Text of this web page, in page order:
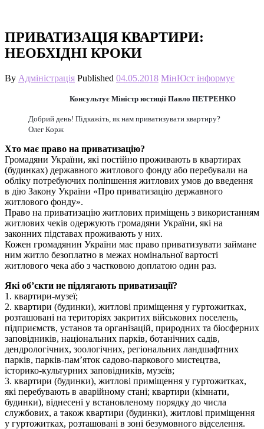
ПРИВАТИЗАЦІЯ КВАРТИРИ:
НЕОБХІДНІ КРОКИ
By Адміністрація Published 04.05.2018 МінЮст інформує
Консультує Міністр юстиції Павло ПЕТРЕНКО
Добрий день! Підкажіть, як нам приватизувати квартиру?
Олег Корж
Хто має право на приватизацію?
Громадяни України, які постійно проживають в квартирах
(будинках) державного житлового фонду або перебували на
обліку потребуючих поліпшення житлових умов до введення
в дію Закону України «Про приватизацію державного
житлового фонду».
Право на приватизацію житлових приміщень з використанням
житлових чеків одержують громадяни України, які на
законних підставах проживають у них.
Кожен громадянин України має право приватизувати займане
ним житло безоплатно в межах номінальної вартості
житлового чека або з частковою доплатою один раз.
Які об’єкти не підлягають приватизації?
1. квартири-музеї;
2. квартири (будинки), житлові приміщення у гуртожитках,
розташовані на територіях закритих військових поселень,
підприємств, установ та організацій, природних та біосферних
заповідників, національних парків, ботанічних садів,
дендрологічних, зоологічних, регіональних ландшафтних
парків, парків-пам’яток садово-паркового мистецтва,
історико-культурних заповідників, музеїв;
3. квартири (будинки), житлові приміщення у гуртожитках,
які перебувають в аварійному стані; квартири (кімнати,
будинки), віднесені у встановленому порядку до числа
службових, а також квартири (будинки), житлові приміщення
у гуртожитках, розташовані в зоні безумовного відселення.